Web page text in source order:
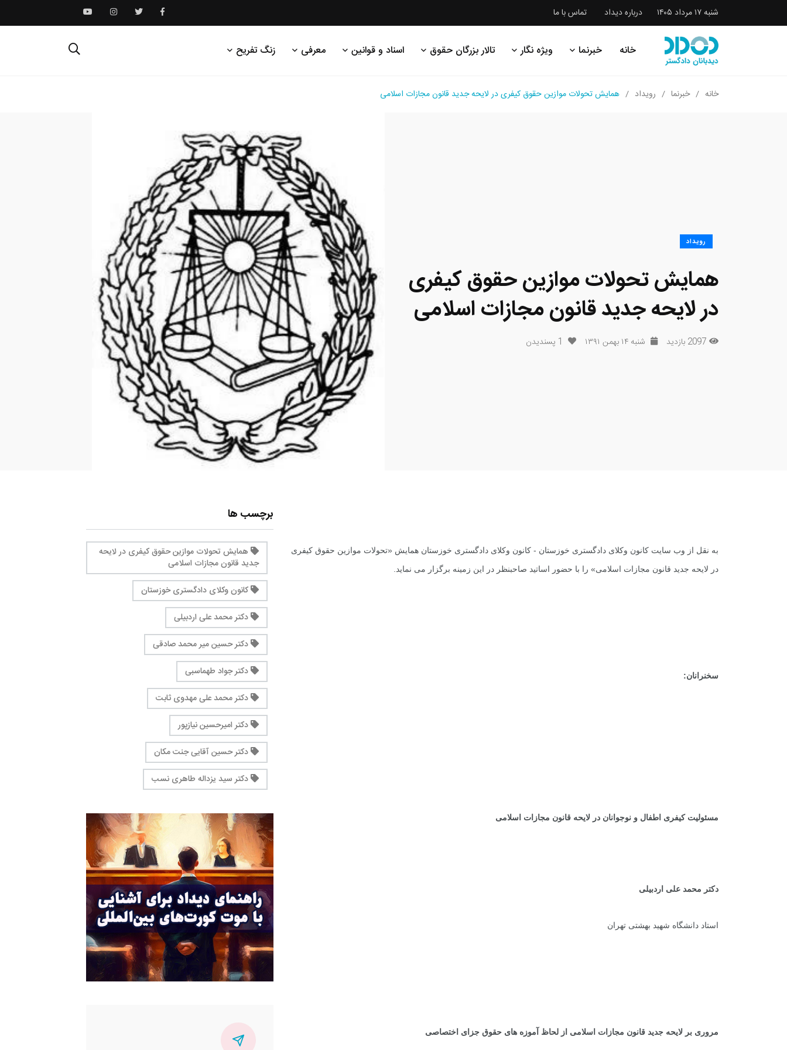
شنبه ۱۷ مرداد ۱۴۰۵ درباره دیداد تماس با ما
خانه خبرنما ویژه نگار تالار بزرگان حقوق اسناد و قوانین معرفی زنگ تفریح
خانه خبرنما رویداد همایش تحولات موازین حقوق کیفری در لایحه جدید قانون مجازات اسلامی
رویداد
همایش تحولات موازین حقوق کیفری
در لایحه جدید قانون مجازات اسلامی
2097 بازدید شنبه ۱۴ بهمن ۱۳۹۱ 1 پسندیدن
به نقل از وب سایت کانون وکلای دادگستری خوزستان - کانون وکلای دادگستری خوزستان همایش «تحولات موازین حقوق کیفری
در لایحه جدید قانون مجازات اسلامی» را با حضور اساتید صاحبنظر در این زمینه برگزار می نماید.
سخنرانان:
مسئولیت کیفری اطفال و نوجوانان در لایحه قانون مجازات اسلامی
دکتر محمد علی اردبیلی
استاد دانشگاه شهید بهشتی تهران
مروری بر لایحه جدید قانون مجازات اسلامی از لحاظ آموزه های حقوق جزای اختصاصی
برچسب ها
همایش تحولات موازین حقوق کیفری در لایحه
جدید قانون مجازات اسلامی
کانون وکلای دادگستری خوزستان
دکتر محمد علی اردبیلی
دکتر حسین میر محمد صادقی
دکتر جواد طهماسبی
دکتر محمد علی مهدوی ثابت
دکتر امیرحسین نیازپور
دکتر حسین آقایی جنت مکان
دکتر سید یزداله طاهری نسب